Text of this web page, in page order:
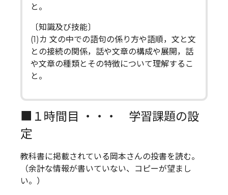
と。
〔知識及び技能〕
(1)カ 文の中での語句の係り方や語順，文と文
との接続の関係，話や文章の構成や展開，話
や文章の種類とその特徴について理解するこ
と。
■１時間目 ・・・ 学習課題の設
定
教科書に掲載されている岡本さんの投書を読む。
（余計な情報が書いていない、コピーが望まし
い。）